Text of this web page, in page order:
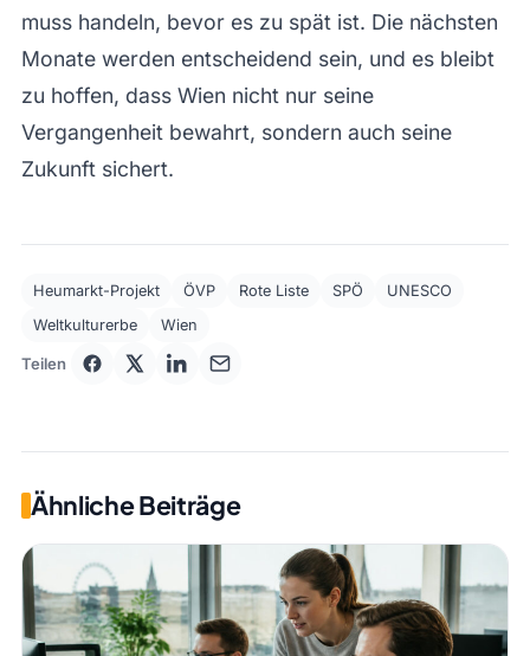
muss handeln, bevor es zu spät ist. Die nächsten
Monate werden entscheidend sein, und es bleibt
zu hoffen, dass Wien nicht nur seine
Vergangenheit bewahrt, sondern auch seine
Zukunft sichert.
Heumarkt-Projekt ÖVP Rote Liste SPÖ
UNESCO
Weltkulturerbe
Wien
Teilen
Ähnliche Beiträge